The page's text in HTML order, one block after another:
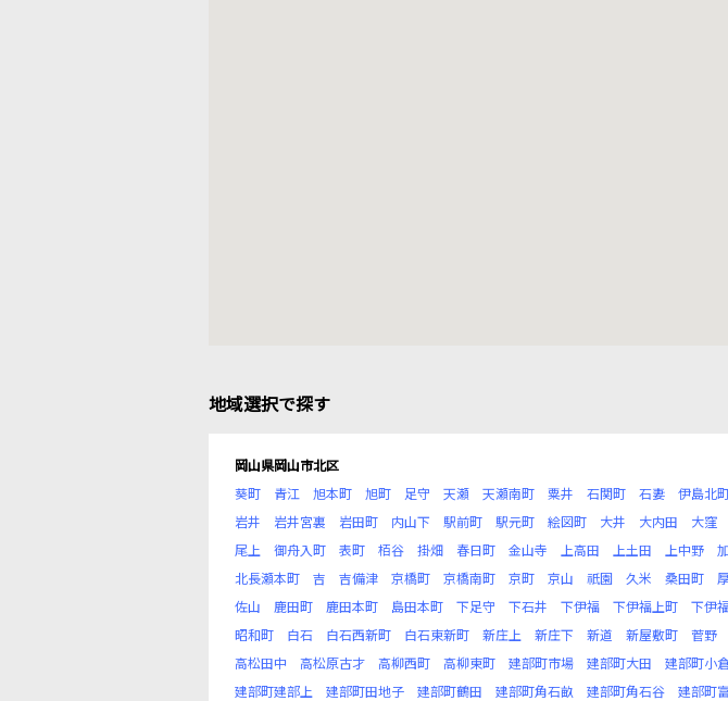
地域選択で探す
岡山県岡山市北区
葵町
青江 旭本町 旭町 足守 天瀬 天瀬南町 粟井 石関町 石妻 伊島北
岩井
岩井宮裏 岩田町 内山下 駅前町 駅元町 絵図町 大井 大内田 大窪
尾上
御舟入町 表町 栢谷 掛畑 春日町 金山寺 上高田 上土田 上中野
北長瀬本町
吉 吉備津 京橋町 京橋南町 京町 京山 祇園 久米 桑田町
佐山
鹿田町 鹿田本町 島田本町 下足守 下石井 下伊福 下伊福上町 下伊
昭和町
白石 白石西新町 白石東新町 新庄上 新庄下 新道 新屋敷町 菅野
高松田中
高松原古才 高柳西町 高柳東町 建部町市場 建部町大田 建部町小
建部町建部上
建部町田地子 建部町鶴田 建部町角石畝 建部町角石谷 建部町